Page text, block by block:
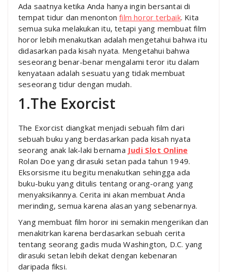
Ada saatnya ketika Anda hanya ingin bersantai di
tempat tidur dan menontonfilm horor terbaik. Kita
semua suka melakukan itu, tetapi yang membuat film
horor lebih menakutkan adalah mengetahui bahwa itu
didasarkan pada kisah nyata. Mengetahui bahwa
seseorang benar-benar mengalami teror itu dalam
kenyataan adalah sesuatu yang tidak membuat
seseorang tidur dengan mudah.
1.The Exorcist
The Exorcist diangkat menjadi sebuah film dari
sebuah buku yang berdasarkan pada kisah nyata
seorang anak lak-laki bernama Judi Slot Online
Rolan Doe yang dirasuki setan pada tahun 1949.
Eksorsisme itu begitu menakutkan sehingga ada
buku-buku yang ditulis tentang orang-orang yang
menyaksikannya. Cerita ini akan membuat Anda
merinding, semua karena alasan yang sebenarnya.
Yang membuat film horor ini semakin mengerikan dan
menakitrkan karena berdasarkan sebuah cerita
tentang seorang gadis muda Washington, D.C. yang
dirasuki setan lebih dekat dengan kebenaran
daripada fiksi.